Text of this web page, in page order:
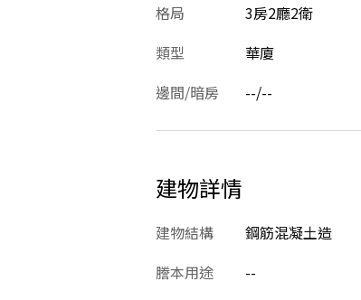
格局
3房2廳2衛
類型
華廈
邊間/暗房
--/--
建物詳情
建物結構 鋼筋混凝土造
謄本用途
--